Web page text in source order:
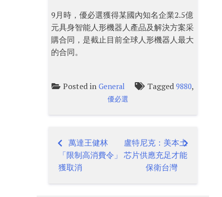
9月時，優必選獲得某國內知名企業2.5億
元具身智能人形機器人產品及解決方案采
購合同，是截止目前全球人形機器人最大
的合同。
Posted inGeneral Tagged9880,
優必選
Post
navigation
萬達王健林
「限制高消費令」
獲取消
盧特尼克：美本土
芯片供應充足才能
保衛台灣